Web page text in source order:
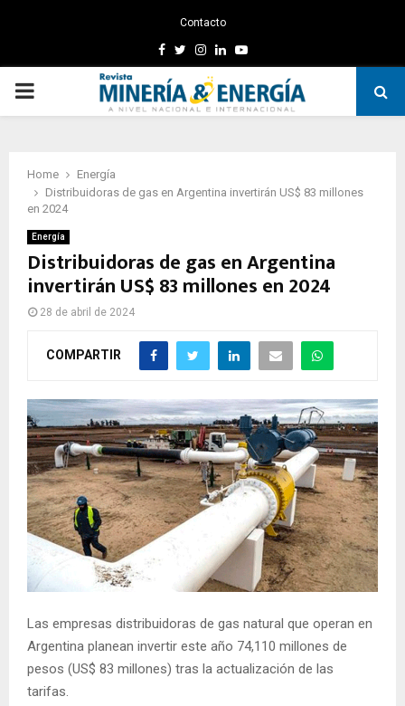
Contacto
Facebook
TwitterInstagram
LinkedinYoutube
PRIMARY
Home
Energía
Distribuidoras de gas en Argentina invertirán US$ 83 millones
en 2024
Energía
Distribuidoras de gas en Argentina
invertirán US$ 83 millones en 2024
28 de abril de 2024
COMPARTIR
Las empresas distribuidoras de gas natural que operan en
Argentina planean invertir este año 74,110 millones de
pesos (US$ 83 millones) tras la actualización de las
tarifas.